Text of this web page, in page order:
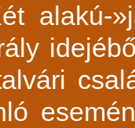
alakú-